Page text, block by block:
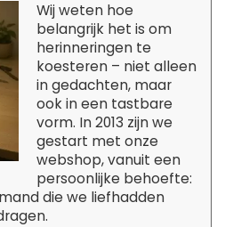
Wij weten hoe
belangrijk het is om
herinneringen te
koesteren – niet alleen
in gedachten, maar
ook in een tastbare
vorm. In 2013 zijn we
gestart met onze
webshop, vanuit een
persoonlijke behoefte:
die we liefhadden